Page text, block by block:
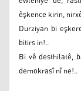
êşkence kirin,
Durziyan bi
bitirs in!..
Bi vê desthilatê,
demokrasî nî ne!..